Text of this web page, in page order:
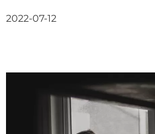
2022-07-12